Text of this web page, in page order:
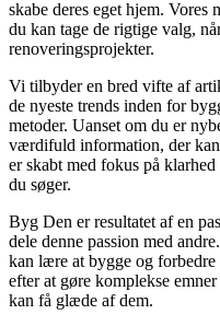
skabe deres eget hjem. Vores
du kan tage de rigtige valg,
renoveringsprojekter.
Vi tilbyder en bred vifte af
de nyeste trends inden for
metoder. Uanset om du er
værdifuld information, der
er skabt med fokus på
du søger.
Byg Den er resultatet af en
dele denne passion med
kan lære at bygge og
efter at gøre komplekse
kan få glæde af dem.